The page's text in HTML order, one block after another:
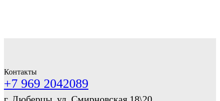
Контакты
+7 969 2042089